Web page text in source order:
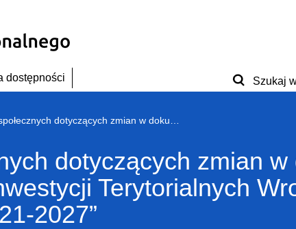
dostępności Szukaj
dotyczących zmian
Terytorialnych
2027”